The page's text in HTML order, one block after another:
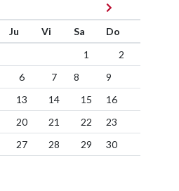
Ju Vi Sa
Do
1
2
6 7 8
9
13 14 15
16
20 21 22
23
27 28 29
30